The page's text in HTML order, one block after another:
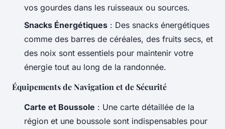
vos gourdes dans les ruisseaux ou sources.
Snacks Énergétiques : Des snacks énergétiques
comme des barres de céréales, des fruits secs, et
des noix sont essentiels pour maintenir votre
énergie tout au long de la randonnée.
Équipements de Navigation et de Sécurité
Carte et Boussole : Une carte détaillée de la
région et une boussole sont indispensables pour